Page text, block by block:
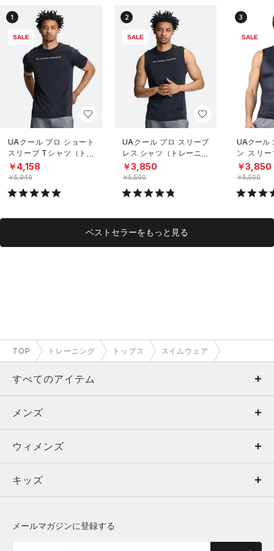
1
SALE
UAクール プロ ショート
スリーブ Tシャツ（トレ
ーニング/MEN）
￥4,158
￥5,940
2
SALE
UAクール プロ スリーブ
レス シャツ（トレーニン
グ/MEN）
￥3,850
￥5,500
3
SALE
UAクール
ン スリ
（トレー
￥3,850
￥5,500
ベストセラーをもっと見る
TOP トレーニング トップス スイムウェア
すべてのアイテム
メンズ
ウィメンズ
キッズ
メンズ
トップス
ボトムス
ウィメンズ
トップス
キッズ
メールマガジンに登録する